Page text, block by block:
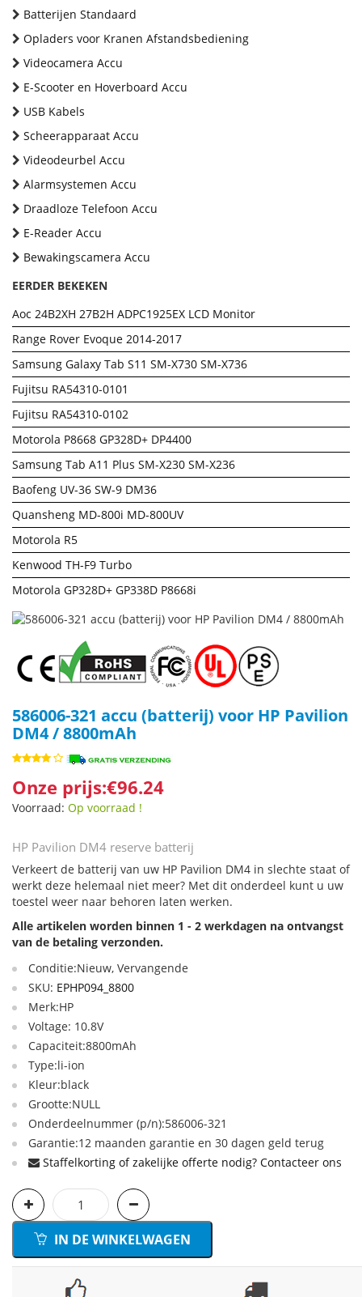
Batterijen Standaard
Opladers voor Kranen Afstandsbediening
Videocamera Accu
E-Scooter en Hoverboard Accu
USB Kabels
Scheerapparaat Accu
Videodeurbel Accu
Alarmsystemen Accu
Draadloze Telefoon Accu
E-Reader Accu
Bewakingscamera Accu
EERDER BEKEKEN
Aoc 24B2XH 27B2H ADPC1925EX LCD Monitor
Range Rover Evoque 2014-2017
Samsung Galaxy Tab S11 SM-X730 SM-X736
Fujitsu RA54310-0101
Fujitsu RA54310-0102
Motorola P8668 GP328D+ DP4400
Samsung Tab A11 Plus SM-X230 SM-X236
Baofeng UV-36 SW-9 DM36
Quansheng MD-800i MD-800UV
Motorola R5
Kenwood TH-F9 Turbo
Motorola GP328D+ GP338D P8668i
586006-321 accu (batterij) voor HP Pavilion
DM4 / 8800mAh
Onze prijs:€96.24
Voorraad: Op voorraad !
HP Pavilion DM4 reserve batterij
Verkeert de batterij van uw HP Pavilion DM4 in slechte staat of
werkt deze helemaal niet meer? Met dit onderdeel kunt u uw
toestel weer naar behoren laten werken.
Alle artikelen worden binnen 1 - 2 werkdagen na ontvangst
van de betaling verzonden.
Conditie:Nieuw, Vervangende
SKU: EPHP094_8800
Merk:HP
Voltage: 10.8V
Capaciteit:8800mAh
Type:li-ion
Kleur:black
Grootte:NULL
Onderdeelnummer (p/n):586006-321
Garantie:12 maanden garantie en 30 dagen geld terug
Staffelkorting of zakelijke offerte nodig? Contacteer ons
IN DE WINKELWAGEN